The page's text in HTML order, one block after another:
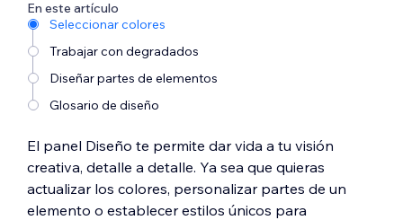
En este artículo
Seleccionar colores
Trabajar con degradados
Diseñar partes de elementos
Glosario de diseño
El panel Diseño te permite dar vida a tu visión
creativa, detalle a detalle. Ya sea que quieras
actualizar los colores, personalizar partes de un
elemento o establecer estilos únicos para